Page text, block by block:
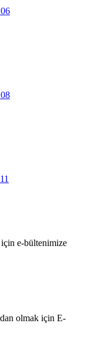
e-bültenimize
olmak için E-